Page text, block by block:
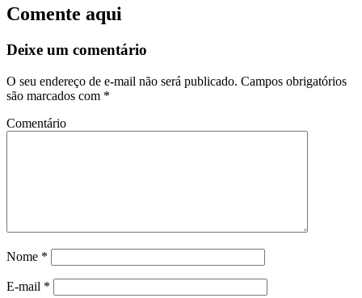
Comente aqui
Deixe um comentário
O seu endereço de e-mail não será publicado. Campos obrigatórios
são marcados com *
Comentário
Nome *
E-mail *